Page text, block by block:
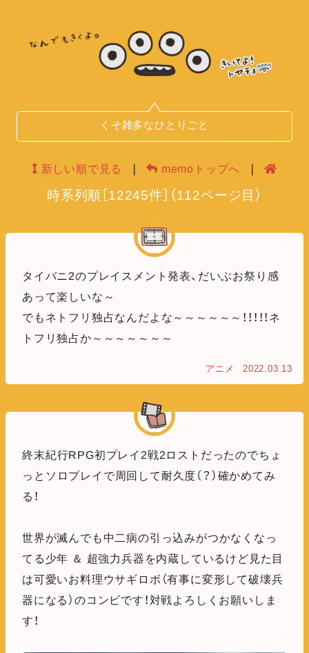
くそ雑多なひとりごと
新しい順で見る memoトップへ
時系列順 12245件］ （112ページ目）
タイバニ2のプレイスメント発表、だいぶお祭り感
あって楽しいな～
でもネトフリ独占なんだよな～～～～～～！！！！！ネ
トフリ独占か～～～～～～～
アニメ 2022.03.13
終末紀行RPG初プレイ2戦2ロストだったのでちょ
っとソロプレイで周回して耐久度（？）確かめてみ
る！
世界が滅んでも中二病の引っ込みがつかなくなっ
てる少年 ＆ 超強力兵器を内蔵しているけど見た目
は可愛いお料理ウサギロボ（有事に変形して破壊兵
器になる）のコンビです！対戦よろしくお願いしま
す！